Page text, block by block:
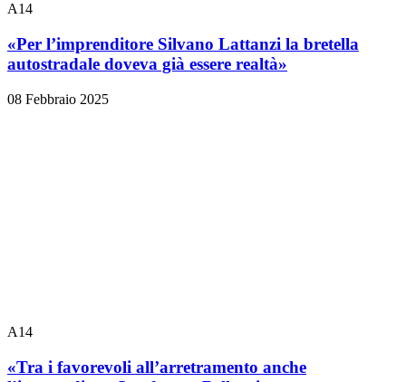
A14
«Per l’imprenditore Silvano Lattanzi la bretella
autostradale doveva già essere realtà»
08 Febbraio 2025
A14
«Tra i favorevoli all’arretramento anche